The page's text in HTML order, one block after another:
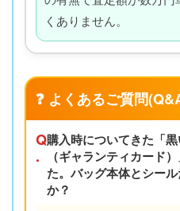
くありません。
❓ よくあるご質問
Q
.
購入時についてきた「
（ギャランティカード
た。バッグ本体とシー
か？